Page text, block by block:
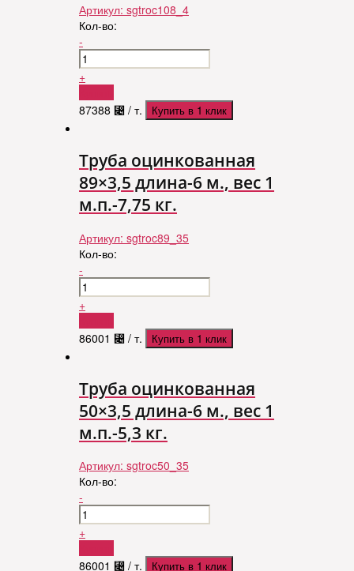
Артикул: sgtroc108_4
Кол-во:
-
+
87388 ⃄ / т. Купить в 1 клик
Труба оцинкованная
89×3,5 длина-6 м., вес 1
м.п.-7,75 кг.
Артикул: sgtroc89_35
Кол-во:
-
+
86001 ⃄ / т. Купить в 1 клик
Труба оцинкованная
50×3,5 длина-6 м., вес 1
м.п.-5,3 кг.
Артикул: sgtroc50_35
Кол-во:
-
+
86001 ⃄ / т. Купить в 1 клик